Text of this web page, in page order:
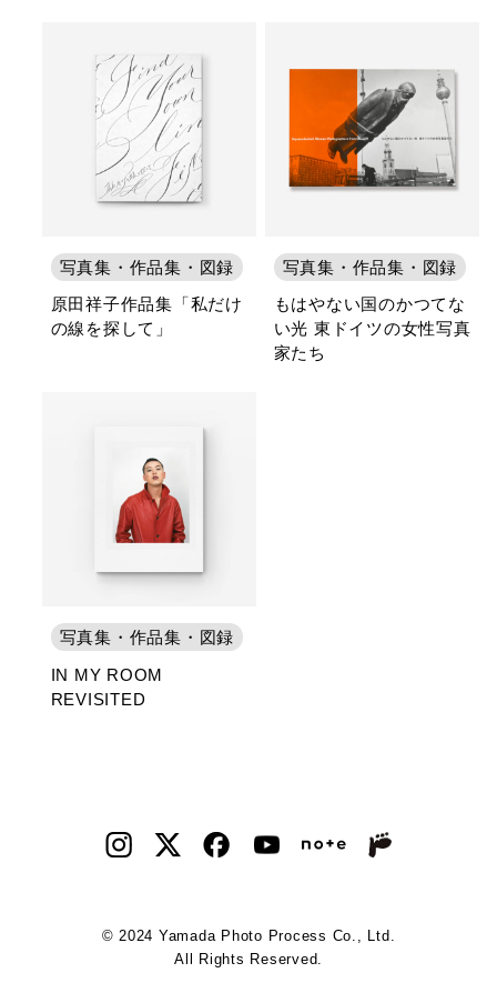
写真集・作品集・図録
原田祥子作品集「私だけ
の線を探して」
写真集・作品集・図録
もはやない国のかつてな
い光 東ドイツの女性写真
家たち
写真集・作品集・図録
IN MY ROOM
REVISITED
© 2024 Yamada Photo Process Co., Ltd.
All Rights Reserved.